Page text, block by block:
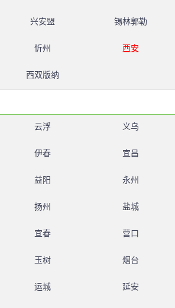
兴安盟 锡林郭勒
忻州 西安
西双版纳
云浮 义乌
伊春 宜昌
益阳 永州
扬州 盐城
宜春 营口
玉树 烟台
运城 延安